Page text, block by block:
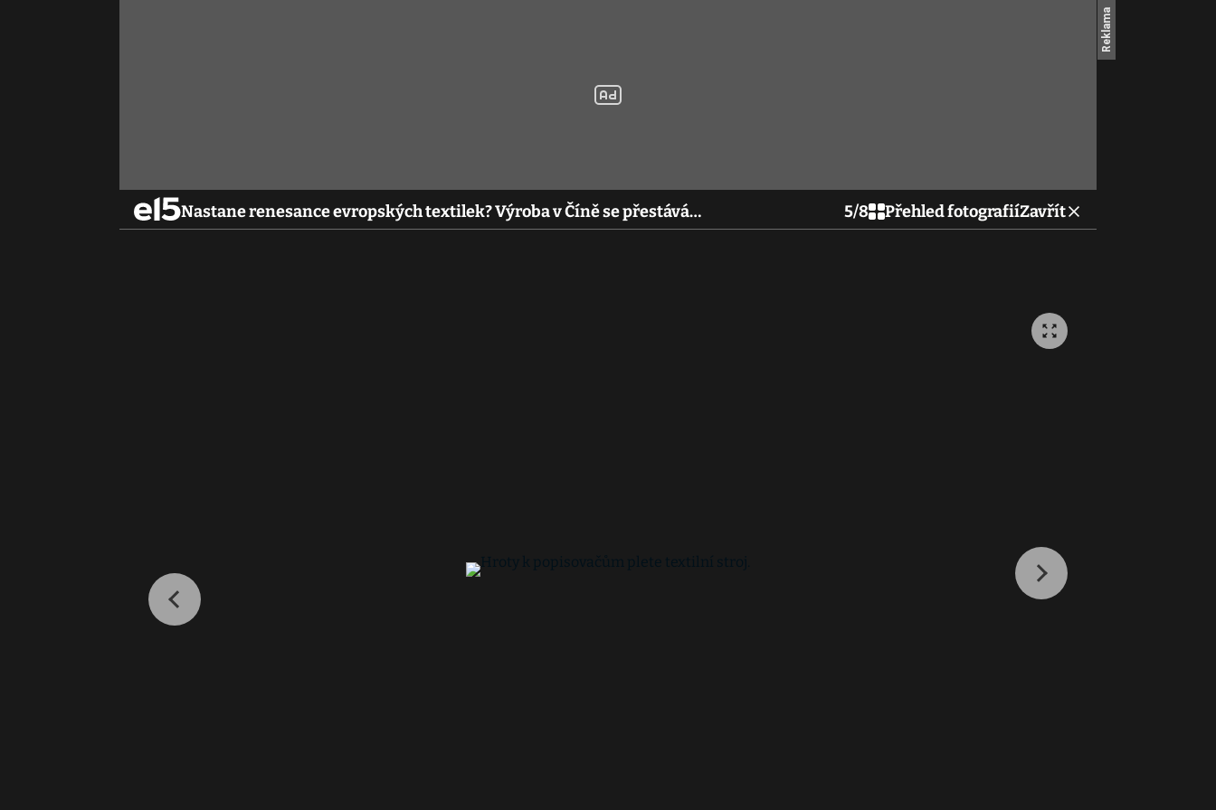
Nastane renesance evropských textilek? Výroba v Číně se přestává… 5/8 Přehled fotografiíZavřít